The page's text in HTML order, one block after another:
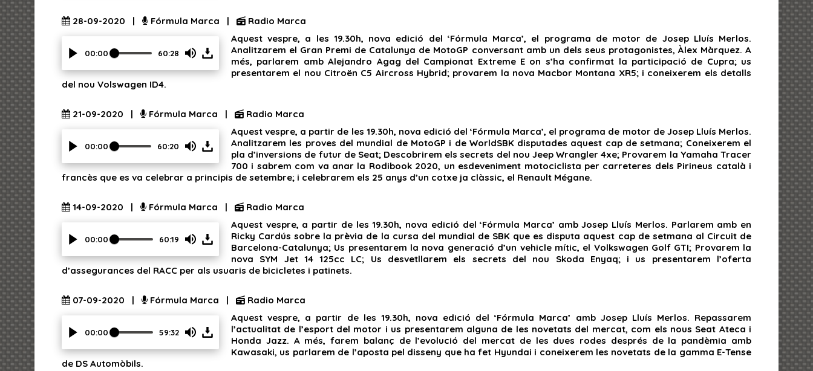
Space
to
volume
slider.
28-09-2020 | Fórmula Marca | Radio Marca
00:00 60:28
Enter
to
show
slider.
Aquest vespre, a les 19.30h, nova edició del ‘Fórmula Marca’, el programa de motor de Josep Lluís Merlos.
Analitzarem el Gran Premi de Catalunya de MotoGP conversant amb un dels seus protagonistes, Àlex Màrquez. A
més, parlarem amb Alejandro Agag del Campionat Extreme E on s’ha confirmat la participació de Cupra; us
presentarem el nou Citroën C5 Aircross Hybrid; provarem la nova Macbor Montana XR5; i coneixerem els detalls
del nou Volswagen ID4.
21-09-2020 | Fórmula Marca | Radio Marca
00:00 60:20
Enter
or
to
show
slider.
Aquest vespre, a partir de les 19.30h, nova edició del ‘Fórmula Marca’, el programa de motor de Josep Lluís Merlos.
Analitzarem les proves del mundial de MotoGP i de WorldSBK disputades aquest cap de setmana; Coneixerem el
pla d’inversions de futur de Seat; Descobrirem els secrets del nou Jeep Wrangler 4xe; Provarem la Yamaha Tracer
700 i sabrem com va anar la Rodibook 2020, un esdeveniment motociclista per carreteres dels Pirineus català i
francès que es va celebrar a principis de setembre; i celebrarem els 25 anys d’un cotxe ja clàssic, el Renault Mégane.
14-09-2020 | Fórmula Marca | Radio Marca
00:00 60:19
Enter
or
to
show
slider.
Aquest vespre, a partir de les 19.30h, nova edició del ‘Fórmula Marca’ amb Josep Lluís Merlos. Parlarem amb en
Ricky Cardús sobre la prèvia de la cursa del mundial de SBK que es disputa aquest cap de setmana al Circuit de
Barcelona-Catalunya; Us presentarem la nova generació d’un vehicle mític, el Volkswagen Golf GTI; Provarem la
nova SYM Jet 14 125cc LC; Us desvetllarem els secrets del nou Skoda Enyaq; i us presentarem l’oferta
d’assegurances del RACC per als usuaris de bicicletes i patinets.
07-09-2020 | Fórmula Marca | Radio Marca
00:00 59:32
Enter
Aquest vespre, a partir de les 19.30h, nova edició del ‘Fórmula Marca’ amb Josep Lluís Merlos. Repassarem
l’actualitat de l’esport del motor i us presentarem alguna de les novetats del mercat, com els nous Seat Ateca i
Honda Jazz. A més, farem balanç de l’evolució del mercat de les dues rodes després de la pandèmia amb
Kawasaki, us parlarem de l’aposta pel disseny que ha fet Hyundai i coneixerem les novetats de la gamma E-Tense
de DS Automòbils.